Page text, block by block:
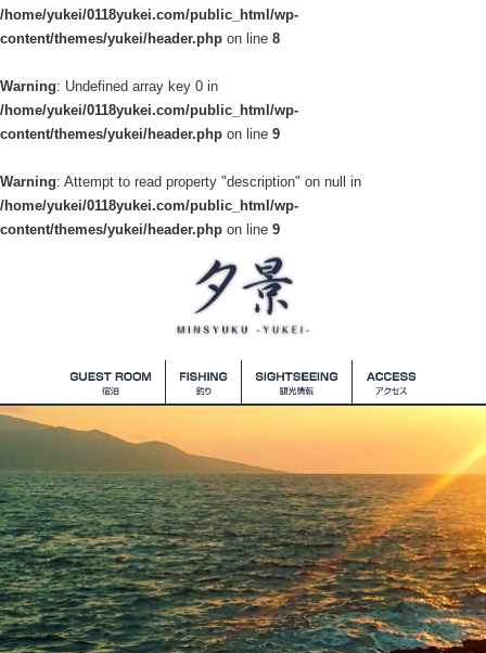
/home/yukei/0118yukei.com/public_html/wp-
content/themes/yukei/header.php on line 8
Warning: Undefined array key 0 in
/home/yukei/0118yukei.com/public_html/wp-
content/themes/yukei/header.php on line 9
Warning: Attempt to read property "description" on null in
/home/yukei/0118yukei.com/public_html/wp-
content/themes/yukei/header.php on line 9